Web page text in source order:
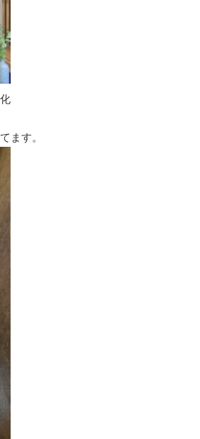
ます。